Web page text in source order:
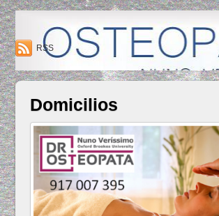
Osteopatia Nuno Verissimo - Osteopatia Amadora - Lisboa
RSS
Domicilios